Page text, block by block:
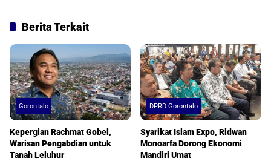
Berita Terkait
Gorontalo
Kepergian Rachmat Gobel,
Warisan Pengabdian untuk
Tanah Leluhur
DPRD Gorontalo
Syarikat Islam Expo, Ridwan
Monoarfa Dorong Ekonomi
Mandiri Umat